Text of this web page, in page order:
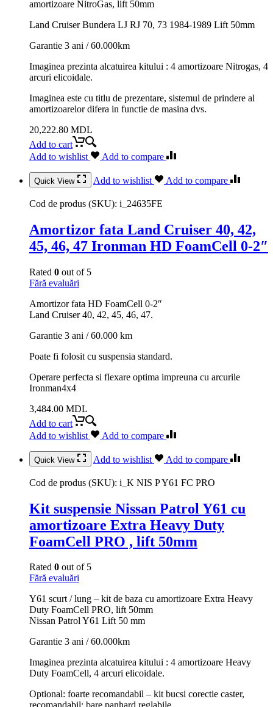
amortizoare NitroGas, lift 50mm
Land Cruiser Bundera LJ RJ 70, 73 1984-1989 Lift 50mm
Garantie 3 ani / 60.000km
Imaginea prezinta alcatuirea kitului : 4 amortizoare Nitrogas, 4
arcuri elicoidale.
Imaginea este cu titlu de prezentare, sistemul de prindere al
amortizoarelor difera in functie de masina dvs.
20,222.80 MDL
Add to cart
Add to wishlist
Add to compare
Quick View Add to wishlist Add to compare
Cod de produs (SKU): i_24635FE
Amortizor fata Land Cruiser 40, 42,
45, 46, 47 Ironman HD FoamCell 0-2″
Rated 0 out of 5
Fără evaluări
Amortizor fata HD FoamCell 0-2″
Land Cruiser 40, 42, 45, 46, 47.
Garantie 3 ani / 60.000 km
Poate fi folosit cu suspensia standard.
Operare perfecta si flexare optima impreuna cu arcurile
Ironman4x4
3,484.00 MDL
Add to cart
Add to wishlist
Add to compare
Quick View Add to wishlist Add to compare
Cod de produs (SKU): i_K NIS P Y61 FC PRO
Kit suspensie Nissan Patrol Y61 cu
amortizoare Extra Heavy Duty
FoamCell PRO , lift 50mm
Rated 0 out of 5
Fără evaluări
Y61 scurt / lung – kit de baza cu amortizoare Extra Heavy
Duty FoamCell PRO, lift 50mm
Nissan Patrol Y61 Lift 50 mm
Garantie 3 ani / 60.000km
Imaginea prezinta alcatuirea kitului : 4 amortizoare Heavy
Duty FoamCell, 4 arcuri elicoidale.
Optional: foarte recomandabil – kit bucsi corectie caster,